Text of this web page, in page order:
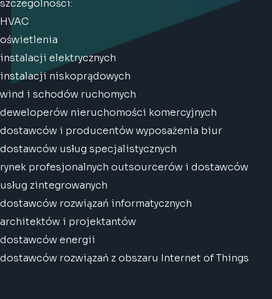
szczególności:
HVAC
oświetlenia
instalacji elektrycznych
instalacji niskoprądowych
wind i schodów ruchomych
deweloperów nieruchomości komercyjnych
dostawców i producentów wyposażenia biur
dostawców usług specjalistycznych
rynek profesjonalnych outsourcerów i dostawców
usług zintegrowanych
dostawców rozwiązań informatycznych
architektów i projektantów
dostawców energii
dostawców rozwiązań z obszaru Internet of Things